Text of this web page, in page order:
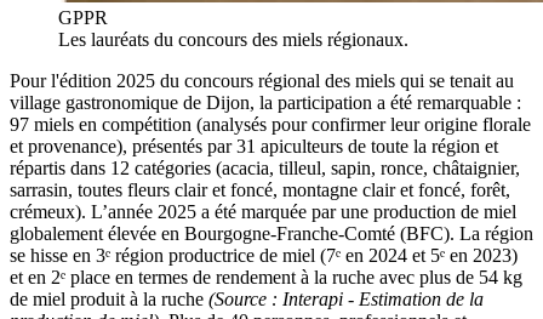
GPPR
Les lauréats du concours des miels régionaux.
Pour l'édition 2025 du concours régional des miels qui se tenait au
village gastronomique de Dijon, la participation a été remarquable :
97 miels en compétition (analysés pour confirmer leur origine florale
et provenance), présentés par 31 apiculteurs de toute la région et
répartis dans 12 catégories (acacia, tilleul, sapin, ronce, châtaignier,
sarrasin, toutes fleurs clair et foncé, montagne clair et foncé, forêt,
crémeux). L’année 2025 a été marquée par une production de miel
globalement élevée en Bourgogne-Franche-Comté (BFC). La région
se hisse en 3ᵉ région productrice de miel (7ᵉ en 2024 et 5ᵉ en 2023)
et en 2ᵉ place en termes de rendement à la ruche avec plus de 54 kg
de miel produit à la ruche (Source : Interapi - Estimation de la